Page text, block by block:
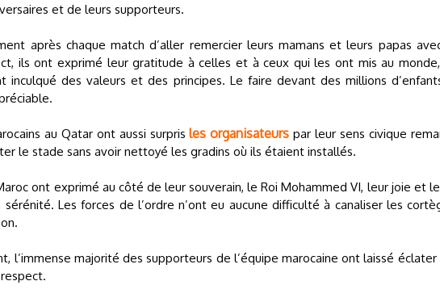
et de leurs supporteurs.
après chaque match d’aller remercier leurs mamans et leurs papas
ils ont exprimé leur gratitude à celles et à ceux qui les ont mis au
inculqué des valeurs et des principes. Le faire devant des millions
au Qatar ont aussi surprisles organisateurs par leur sens civique
le stade sans avoir nettoyé les gradins où ils étaient installés.
ont exprimé au côté de leur souverain, le Roi Mohammed VI, leur joie et
Les forces de l’ordre n’ont eu aucune difficulté à canaliser les
l’immense majorité des supporteurs de l’équipe marocaine ont laissé éclater